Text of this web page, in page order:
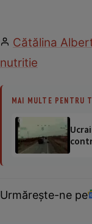
Cătălina
nutritie
MAI MULTE PENTRU
Urmărește-ne pe